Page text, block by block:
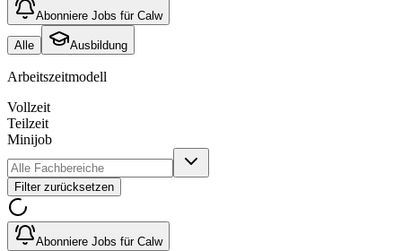
Abonniere Jobs für Calw
Alle Ausbildung
Arbeitszeitmodell
Vollzeit
Teilzeit
Minijob
Filter zurücksetzen
Abonniere Jobs für Calw